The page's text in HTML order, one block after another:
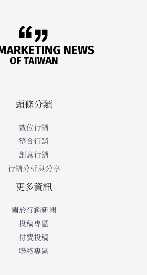
頭條分類
數位行銷
整合行銷
創意行銷
行銷分析與分享
更多資訊
關於行銷新聞
投稿專區
付費投稿
聯絡專區